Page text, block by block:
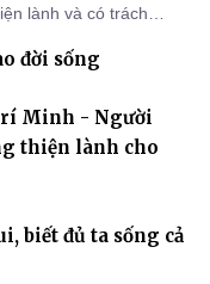
lành và có trách
đời sống
Minh - Người
thiện lành cho
biết đủ ta sống cả